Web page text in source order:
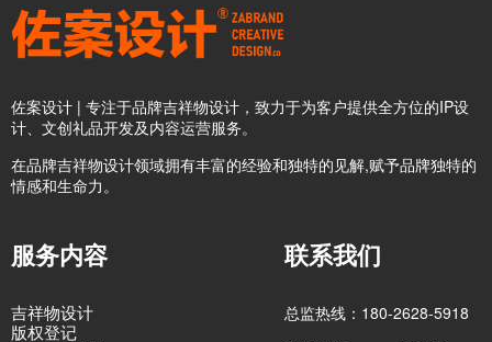
佐案设计 | 专注于品牌吉祥物设计，致力于为客户提供全方位的IP设
计、文创礼品开发及内容运营服务。
在品牌吉祥物设计领域拥有丰富的经验和独特的见解,赋予品牌独特的
情感和生命力。
服务内容
吉祥物设计
版权登记
联系我们
总监热线：180-2628-5918